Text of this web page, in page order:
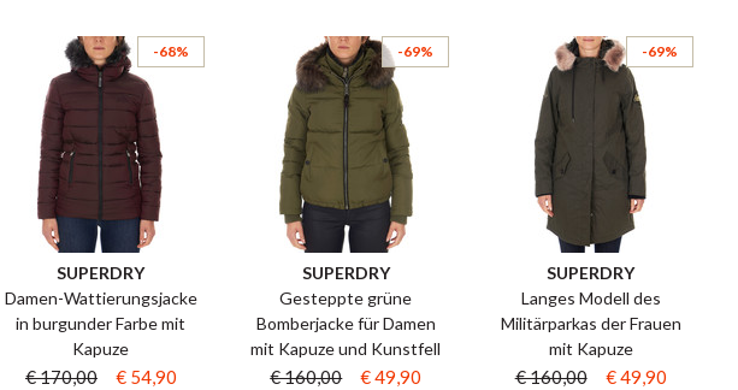
-68%
SUPERDRY
Damen-Wattierungsjacke
in burgunder Farbe mit
Kapuze
€ 170,00 € 54,90
-69%
SUPERDRY
Gesteppte grüne
Bomberjacke für Damen
mit Kapuze und Kunstfell
€ 160,00 € 49,90
-69%
SUPERDRY
Langes Modell des
Militärparkas der Frauen
mit Kapuze
€ 160,00 € 49,90